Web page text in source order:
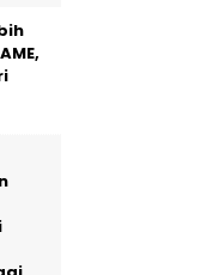
Desak
Sektor